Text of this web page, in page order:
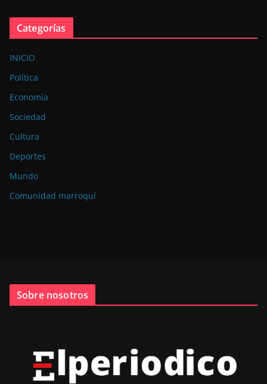
Categorías
INICIO
Política
Economía
Sociedad
Cultura
Deportes
Mundo
Comunidad marroquí
Sobre nosotros